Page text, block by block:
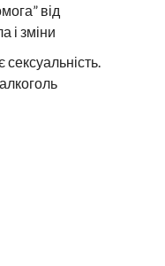
від
і зміни